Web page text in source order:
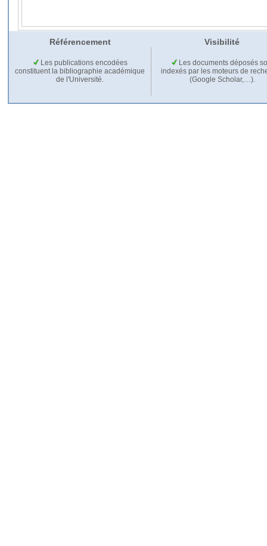
Référencement Visibilité
Les publications encodées
constituent la bibliographie académique
de l'Université.
Les documents déposés
indexés par les moteurs de
(Google Scholar,…).